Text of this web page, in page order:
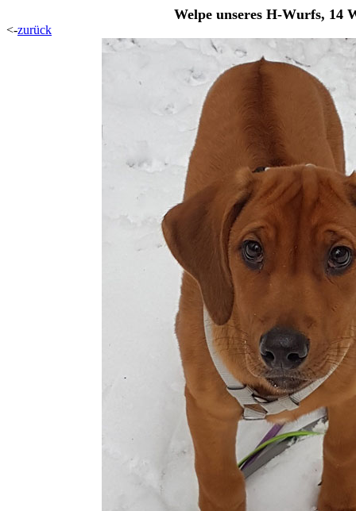
Welpe unseres H-Wurfs, 14
<-zurück